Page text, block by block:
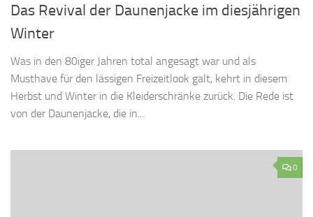
Das Revival der Daunenjacke im diesjährigen
Winter
Was in den 80iger Jahren total angesagt war und als
Musthave für den lässigen Freizeitlook galt, kehrt in diesem
Herbst und Winter in die Kleiderschränke zurück. Die Rede ist
von der Daunenjacke, die in...
0